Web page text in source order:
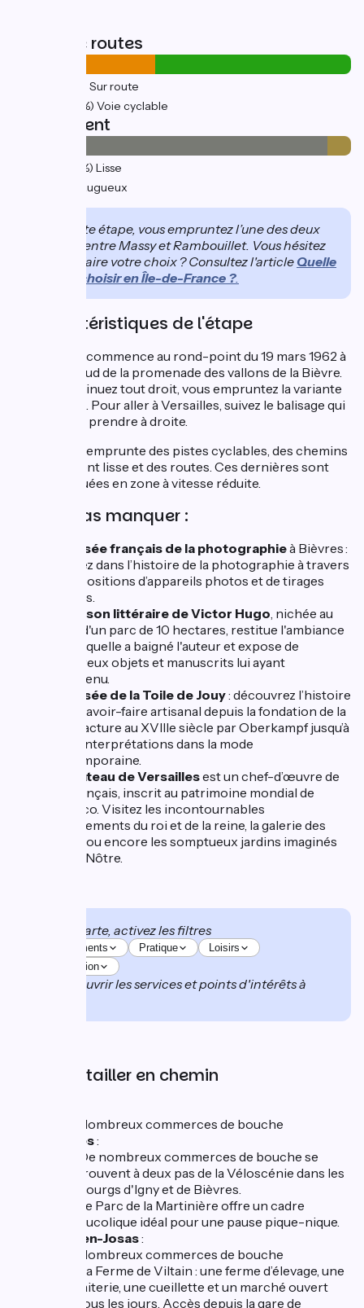
Types de routes
(42%) Sur route
(58%) Voie cyclable
Revêtement
(93%) Lisse
(7%) Rugueux
Sur cette étape, vous empruntez l’une des deux
variantes entre Massy et Rambouillet. Vous hésitez
encore à faire votre choix ? Consultez l'article Quelle
variante choisir en Île-de-France ?.
Caractéristiques de l'étape
Cette étape commence au rond-point du 19 mars 1962 à
l’extrémité sud de la promenade des vallons de la Bièvre.
Si vous continuez tout droit, vous empruntez la variante
par Limours. Pour aller à Versailles, suivez le balisage qui
vous invite à prendre à droite.
Cette étape emprunte des pistes cyclables, des chemins
au revêtement lisse et des routes. Ces dernières sont
toujours situées en zone à vitesse réduite.
A ne pas manquer :
Le musée français de la photographieà Bièvres :
plongez dans l’histoire de la photographie à travers
les expositions d’appareils photos et de tirages
anciens.
La maison littéraire de Victor Hugo, nichée au
cœur d'un parc de 10 hectares, restitue l'ambiance
dans laquelle a baigné l'auteur et expose de
nombreux objets et manuscrits lui ayant
appartenu.
Le musée de la Toile de Jouy: découvrez l’histoire
de ce savoir-faire artisanal depuis la fondation de la
manufacture au XVIIIe siècle par Oberkampf jusqu’à
ses réinterprétations dans la mode
contemporaine.
Le château de Versaillesest un chef-d’œuvre de
l’art français, inscrit au patrimoine mondial de
l’Unesco. Visitez les incontournables
appartements du roi et de la reine, la galerie des
glaces ou encore les somptueux jardins imaginés
par Le Nôtre.
Sur la carte, activez les filtres
Hébergements Pratique
Loisirs
Restauration
pour découvrir les services et points d'intérêts à
Se ravitailler en chemin
Nombreux commerces de bouche
Bièvres:
De nombreux commerces de bouche se
trouvent à deux pas de la Véloscénie dans les
bourgs d'Igny et de Bièvres.
Le Parc de la Martinière offre un cadre
bucolique idéal pour une pause pique-nique.
Jouy-en-Josas:
Nombreux commerces de bouche
La Ferme de Viltain : une ferme d’élevage, une
laiterie, une cueillette et un marché ouvert
tous les jours. Accès depuis la gare de